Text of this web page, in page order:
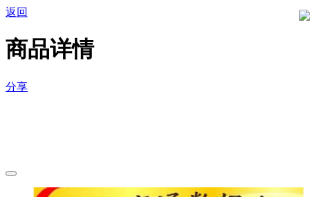
返回
商品详情
分享